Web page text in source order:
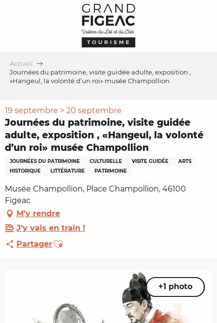
Accueil
Journées du patrimoine, visite guidée adulte, exposition ,
«Hangeul, la volonté d’un roi» musée Champollion
19 septembre > 20 septembre
Journées du patrimoine, visite guidée
adulte, exposition , «Hangeul, la volonté
d’un roi» musée Champollion
JOURNÉES DU PATRIMOINE CULTURELLE VISITE GUIDÉE
ARTS
HISTORIQUE
LITTÉRATURE PATRIMOINE
Musée Champollion, Place Champollion, 46100
Figeac
M'y rendre
J'y vais en train !
PartagerAjouter aux favoris
+1 photo